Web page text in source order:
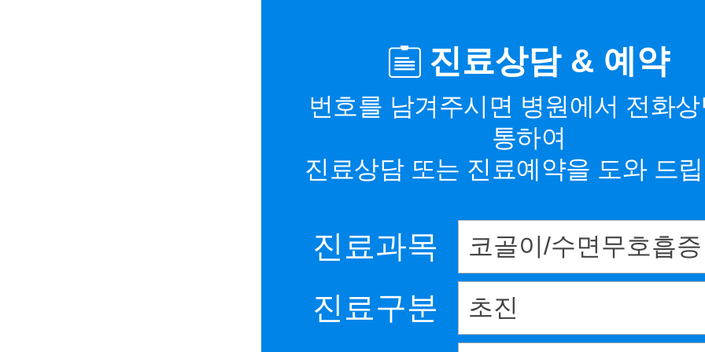
진료상담 & 예약
번호를 남겨주시면 병원에서 전화
통하여
진료상담 또는 진료예약을 도와 드
진료과목
진료구분